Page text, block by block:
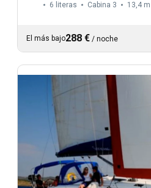
6 literas Cabina 3 13,4 m
El más bajo288 € / noche